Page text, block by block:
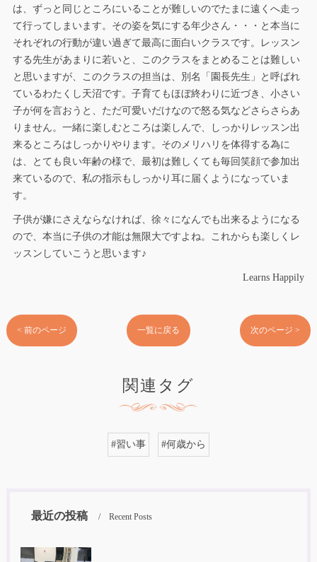
は、ずっと同じところにいることが難しいのでたまに遠くへ走っ
て行ってしまいます。その姿を気にする年少さん・・・と本当に
それぞれの行動が違い過ぎて最高に面白いクラスです。レッスン
する先生があまりに若いと、このクラスをまとめることは難しい
と思いますが、このクラスの担当は、別名「園長先生」と呼ばれ
ているわたくし天沼です。子育てもほぼ終わりに近づき、小さい
子が何を言おうと、ただ可愛いだけなので怒る気などさらさらあ
りません。一緒に楽しむところは楽しんで、しっかりレッスン出
来るところはしっかりやります。そのメリハリを体得する為に
は、とても良い年齢の様で、最初は難しくても毎回笑顔で参加出
来ているので、私の指示もしっかり耳に届くようになっていま
す。
子供が嫌にさえならなければ、徐々になんでも出来るようになる
ので、本当に子供の才能は無限大ですよね。これからも楽しくレ
ッスンしていこうと思います♪
Learns Happily
< 前のページ 一覧に戻る 次のページ >
関連タグ
#習い事 #何歳から
最近の投稿 Recent Posts